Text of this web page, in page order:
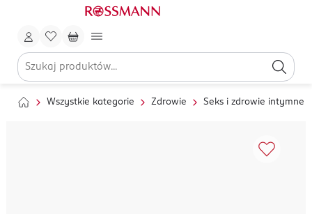
Wszystkie kategorie Zdrowie Seks i zdrowie intymne